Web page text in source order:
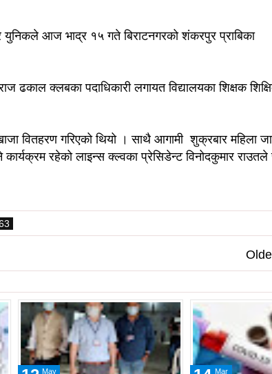
युनिकले आज भाद्र १५ गते बिराटनगरको शंकरपुर प्राबिका
ढकाल क्लबका पदाधिकारी लगायत विद्यालयका शिक्षक
वितहरण गरिएको थियो । साथै आगामी शुक्रबार महिला
रहेको लाइन्स क्ल्वका प्रेसिडेन्ट विनोदकुमार राउतले
May Mar